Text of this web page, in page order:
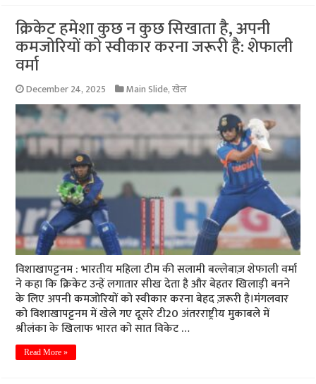
क्रिकेट हमेशा कुछ न कुछ सिखाता है, अपनी
कमजोरियों को स्वीकार करना जरूरी है: शेफाली
वर्मा
December 24, 2025 Main Slide,खेल
विशाखापट्टनम : भारतीय महिला टीम की सलामी बल्लेबाज़ शेफाली वर्मा
ने कहा कि क्रिकेट उन्हें लगातार सीख देता है और बेहतर खिलाड़ी बनने
के लिए अपनी कमजोरियों को स्वीकार करना बेहद ज़रूरी है।मंगलवार
को विशाखापट्टनम में खेले गए दूसरे टी20 अंतरराष्ट्रीय मुकाबले में
श्रीलंका के खिलाफ भारत को सात विकेट …
Read More »